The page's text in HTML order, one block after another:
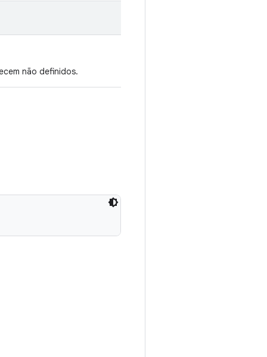
não definidos.